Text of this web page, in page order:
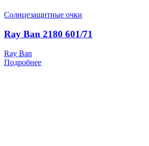
Солнцезащитные очки
Ray Ban 2180 601/71
Ray Ban
Подробнее